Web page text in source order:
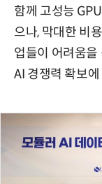
함께 고성능
으나, 막대한 비
업들이 어려움을
AI 경쟁력 확보